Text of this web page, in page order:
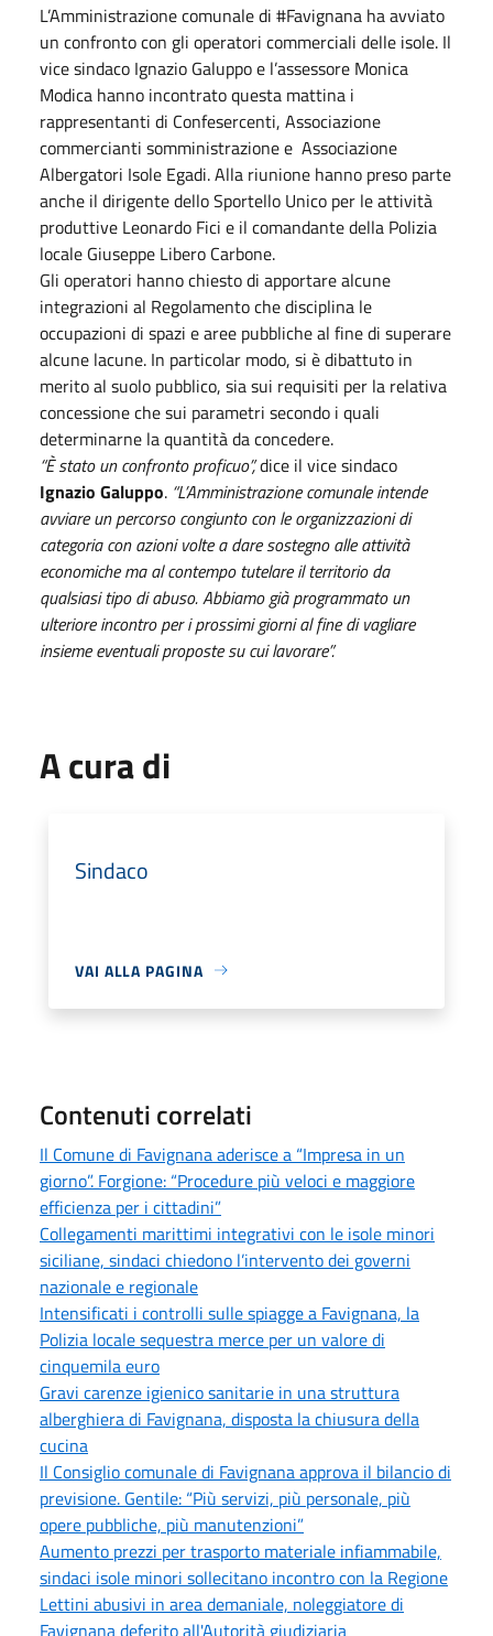
L’Amministrazione comunale di #Favignana ha avviato
un confronto con gli operatori commerciali delle isole. Il
vice sindaco Ignazio Galuppo e l’assessore Monica
Modica hanno incontrato questa mattina i
rappresentanti di Confesercenti, Associazione
commercianti somministrazione e Associazione
Albergatori Isole Egadi. Alla riunione hanno preso parte
anche il dirigente dello Sportello Unico per le attività
produttive Leonardo Fici e il comandante della Polizia
locale Giuseppe Libero Carbone.
Gli operatori hanno chiesto di apportare alcune
integrazioni al Regolamento che disciplina le
occupazioni di spazi e aree pubbliche al fine di superare
alcune lacune. In particolar modo, si è dibattuto in
merito al suolo pubblico, sia sui requisiti per la relativa
concessione che sui parametri secondo i quali
determinarne la quantità da concedere.
“È stato un confronto proficuo”,dice il vice sindaco
Ignazio Galuppo. “L’Amministrazione comunale intende
avviare un percorso congiunto con le organizzazioni di
categoria con azioni volte a dare sostegno alle attività
economiche ma al contempo tutelare il territorio da
qualsiasi tipo di abuso. Abbiamo già programmato un
ulteriore incontro per i prossimi giorni al fine di vagliare
insieme eventuali proposte su cui lavorare”.
A cura di
Sindaco
VAI ALLA PAGINA
Contenuti correlati
Il Comune di Favignana aderisce a “Impresa in un
giorno”. Forgione: “Procedure più veloci e maggiore
efficienza per i cittadini”
Collegamenti marittimi integrativi con le isole minori
siciliane, sindaci chiedono l’intervento dei governi
nazionale e regionale
Intensificati i controlli sulle spiagge a Favignana, la
Polizia locale sequestra merce per un valore di
cinquemila euro
Gravi carenze igienico sanitarie in una struttura
alberghiera di Favignana, disposta la chiusura della
cucina
Il Consiglio comunale di Favignana approva il bilancio di
previsione. Gentile: “Più servizi, più personale, più
opere pubbliche, più manutenzioni”
Aumento prezzi per trasporto materiale infiammabile,
sindaci isole minori sollecitano incontro con la Regione
Lettini abusivi in area demaniale, noleggiatore di
Favignana deferito all'Autorità giudiziaria